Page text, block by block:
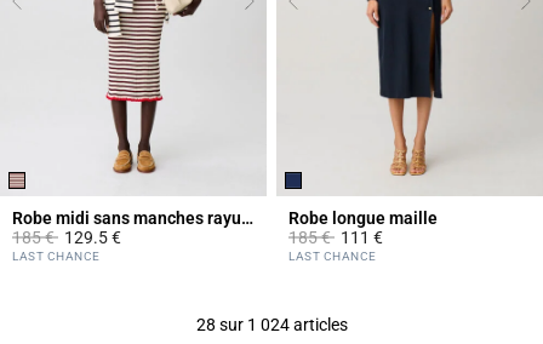
Robe midi sans manches rayures
Prix réduit à partir de
185 €à129.5 €
5 out of 5 Customer Rating
LAST CHANCE
Robe longue maille
Prix réduit à partir de
185 €à111 €
5 out of 5 Customer Rating
LAST CHANCE
28 sur 1 024 articles